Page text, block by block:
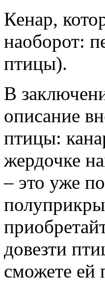
Кенар,
наоборот:
птицы).
В
описание
птицы:
жердочке
– это уже
довезти
сможете ей